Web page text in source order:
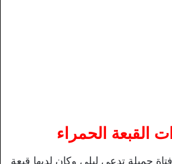
القبعة الحمراء
جميلة تدعي ليلي وكان لديها قبعة